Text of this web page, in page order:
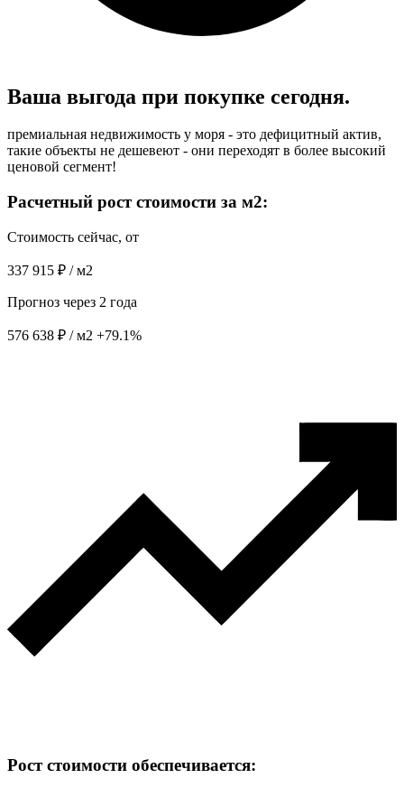
Ваша выгода при покупке сегодня.
премиальная недвижимость у моря - это дефицитный актив,
такие объекты не дешевеют - они переходят в более высокий
ценовой сегмент!
Расчетный рост стоимости за м2:
Стоимость сейчас, от
337 915 ₽ / м2
Прогноз через 2 года
576 638 ₽ / м2 +79.1%
Рост стоимости обеспечивается: